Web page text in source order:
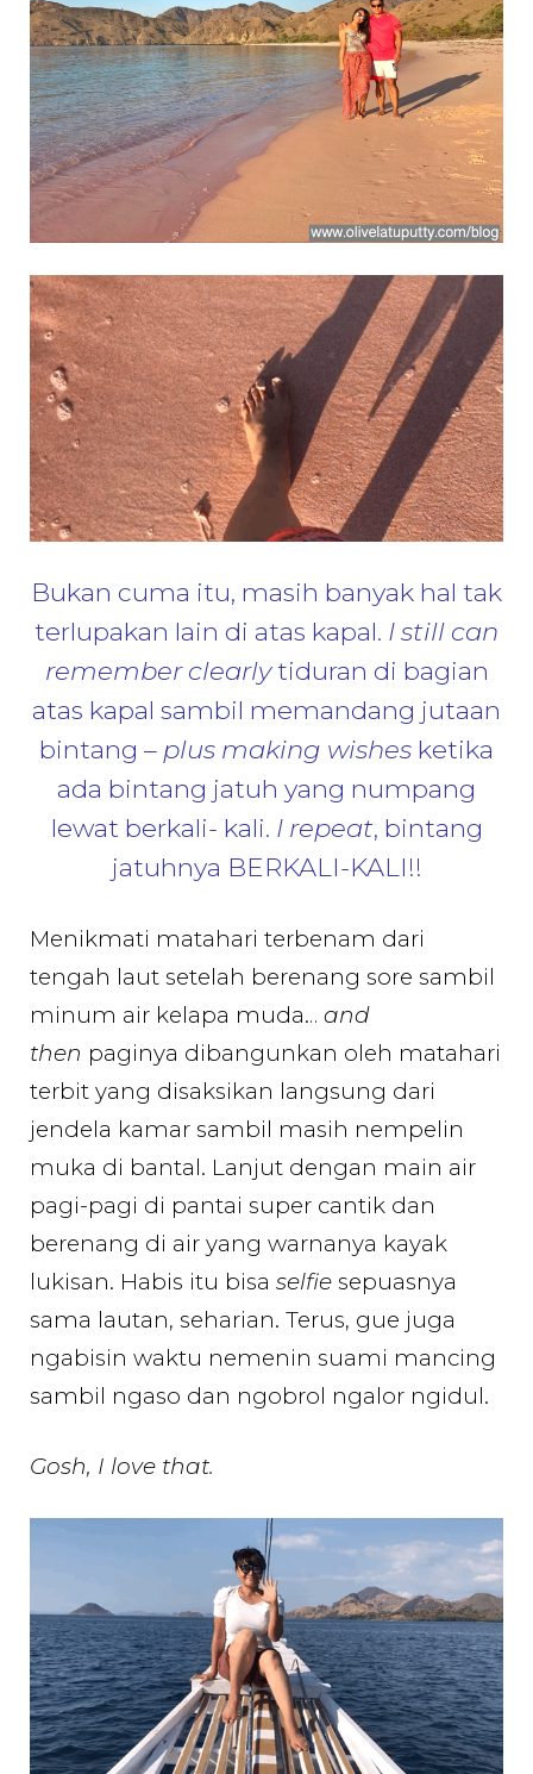
Bukan cuma itu, masih banyak hal tak
terlupakan lain di atas kapal. I still can
remember clearlytiduran di bagian
atas kapal sambil memandang jutaan
bintang – plus making wishes ketika
ada bintang jatuh yang numpang
lewat berkali- kali. I repeat, bintang
jatuhnya BERKALI-KALI!!
Menikmati matahari terbenam dari
tengah laut setelah berenang sore sambil
minum air kelapa muda… and
then paginya dibangunkan oleh matahari
terbit yang disaksikan langsung dari
jendela kamar sambil masih nempelin
muka di bantal. Lanjut dengan main air
pagi-pagi di pantai super cantik dan
berenang di air yang warnanya kayak
lukisan. Habis itu bisa selfie sepuasnya
sama lautan, seharian. Terus, gue juga
ngabisin waktu nemenin suami mancing
sambil ngaso dan ngobrol ngalor ngidul.
Gosh, I love that.